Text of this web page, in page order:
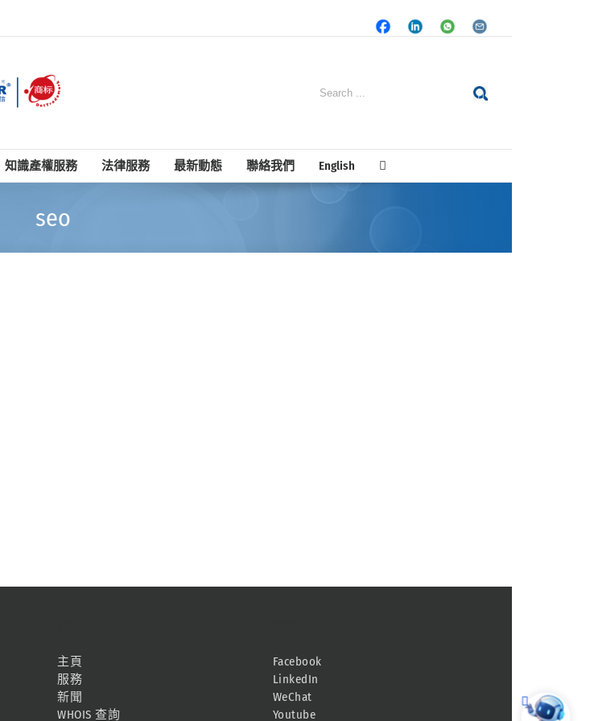
FacebookLinkedInWhatsapp
Email
Search
知識產權服務 法律服務 最新動態 聯絡我們 English
seo
主頁
服務
新聞
WHOIS 查詢
Facebook
LinkedIn
WeChat
Youtube